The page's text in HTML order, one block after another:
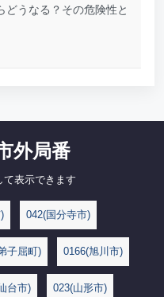
どうなる？その危険性と
外局番
て表示できます
042(国分寺市)
子屈町) 0166(旭川市)
台市) 023(山形市)